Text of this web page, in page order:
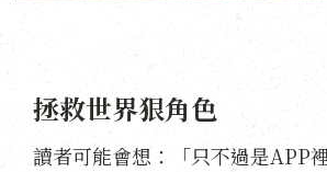
拯救世界狠角色
讀者可能會想：「只不過是APP